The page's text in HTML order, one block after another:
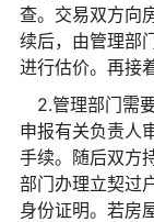
查。交易双方向
续后，由管理部
进行估价。再接
2.管理部门需
申报有关负责人
手续。随后双方
部门办理立契过
身份证明。若房